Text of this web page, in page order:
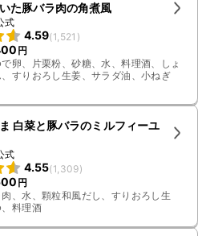
た豚バラ肉の角煮風
式
4.59(1,521 )
円
卵、片栗粉、砂糖、水、料理酒、しょ
すりおろし生姜、サラダ油、小ねぎ
白菜と豚バラのミルフィーユ
式
4.55(1,309)
円
、水、顆粒和風だし、すりおろし生
料理酒